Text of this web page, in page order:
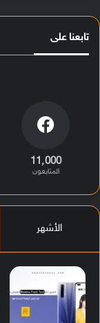
تابعنا على
11٬000
المتابعون
الأشهر